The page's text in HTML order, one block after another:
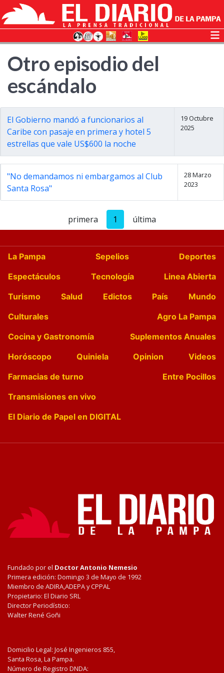
Otro episodio del
escándalo
El Gobierno mandó a funcionarios al
Caribe con pasaje en primera y hotel 5
estrellas que vale US$600 la noche
19 Octubre
2025
"No demandamos ni embargamos al Club
Santa Rosa"
28 Marzo
2023
primera 1 última
La Pampa Sepelios
Deportes
Espectáculos
Tecnología
Linea Abierta
Turismo
Salud Edictos País
Mundo
Culturales
Agro La Pampa
Cocina y Gastronomía
Suplementos Anuales
Horóscopo
Quiniela Opinion
Videos
Farmacias de turno
Entre Pocillos
Transmisiones en vivo
El Diario de Papel en DIGITAL
Fundado por el Doctor Antonio Nemesio
Primera edición: Domingo 3 de Mayo de 1992
Miembro de ADIRA,ADEPA y CPPAL
Propietario: El Diario SRL
Director Periodístico:
Walter René Goñi
Domicilio Legal: José Ingenieros 855,
Santa Rosa, La Pampa.
Número de Registro DNDA: